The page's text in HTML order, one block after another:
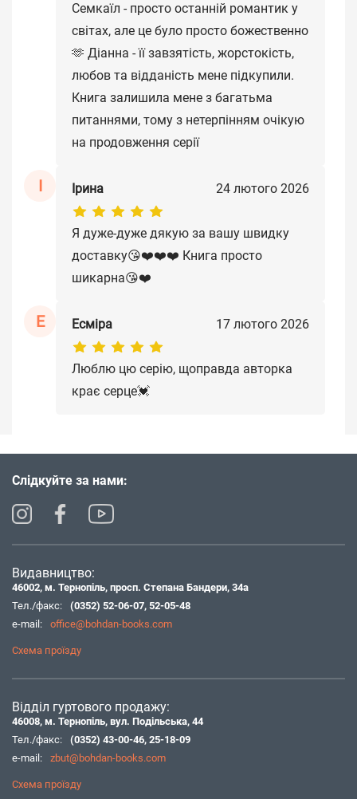
Семкаїл - просто останній романтик у
світах, але це було просто божественно
🫶 Діанна - її завзятість, жорстокість,
любов та відданість мене підкупили.
Книга залишила мене з багатьма
питаннями, тому з нетерпінням очікую
на продовження серії
І Ірина 24 лютого 2026
Я дуже-дуже дякую за вашу швидку
доставку😘❤️❤️❤️ Книга просто
шикарна😘❤️
Е Есміра 17 лютого 2026
Люблю цю серію, щоправда авторка
крає серце💓
Слідкуйте за нами:
Видавництво:
46002, м. Тернопіль, просп. Степана Бандери, 34а
Тел./факс:
(0352) 52-06-07, 52-05-48
e-mail:
office@bohdan-books.com
Схема проїзду
Відділ гуртового продажу:
46008, м. Тернопіль, вул. Подільська, 44
Тел./факс:
(0352) 43-00-46, 25-18-09
e-mail:
zbut@bohdan-books.com
Схема проїзду